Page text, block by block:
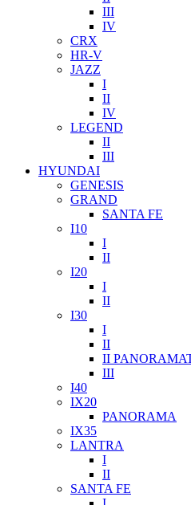
III
IV
CRX
HR-V
JAZZ
I
II
IV
LEGEND
II
III
HYUNDAI
GENESIS
GRAND
SANTA FE
I10
I
II
I20
I
II
I30
I
II
II
III
I40
IX20
PANORAMA
IX35
LANTRA
I
II
SANTA FE